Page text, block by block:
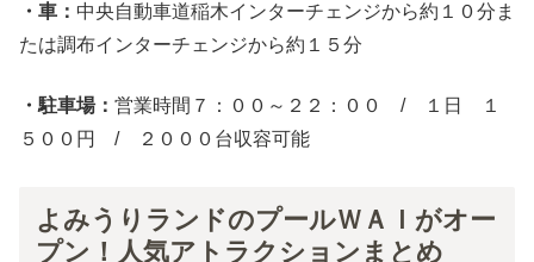
・車： 中央自動車道稲木インターチェンジから約１０分ま
たは調布インターチェンジから約１５分
・駐車場： 営業時間７：００～２２：００ / １日 １
５００円 / ２０００台収容可能
よみうりランドのプールＷＡＩがオー
プン！人気アトラクションまとめ